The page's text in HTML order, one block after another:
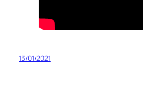
13/01/2021